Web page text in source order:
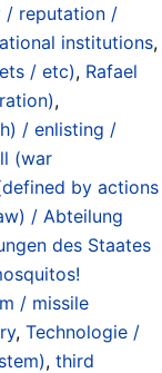
/ reputation /
institutions,
/ etc), Rafael
,
/ enlisting /
(war
by actions
/ Abteilung
des Staates
/ missile
, Technologie /
, third